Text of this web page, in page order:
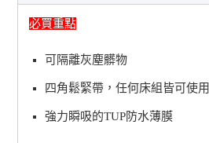
必買重點
可隔離灰塵髒物
四角鬆緊帶，任何床組皆可使用
強力瞬吸的TUP防水薄膜